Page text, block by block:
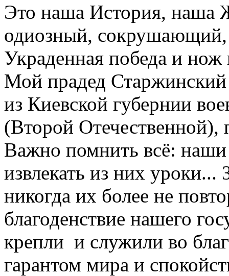
Это наша История, наша
одиозный, сокрушающий,
Украденная победа и
Мой прадед
из Киевской губернии
(Второй Отечественной),
Важно помнить всё:
извлекать из них
никогда их более не
благоденствие нашего
крепли и служили во
гарантом мира и